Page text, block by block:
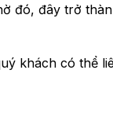
đó, đây trở
khách có thể